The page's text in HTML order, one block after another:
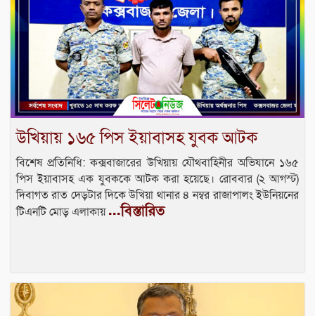
উখিয়ায় ১৬৫ পিস ইয়াবাসহ যুবক আটক
বিশেষ প্রতিনিধি: কক্সবাজারের উখিয়ায় যৌথবাহিনীর অভিযানে ১৬৫
পিস ইয়াবাসহ এক যুবককে আটক করা হয়েছে। রোববার (২ আগস্ট)
দিবাগত রাত দেড়টার দিকে উখিয়া থানার ৪ নম্বর রাজাপালং ইউনিয়নের
টিএনটি মোড় এলাকায়...বিস্তারিত